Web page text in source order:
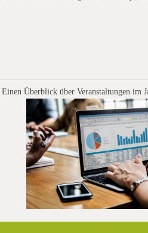
Einen Überblick über Veranstaltungen im